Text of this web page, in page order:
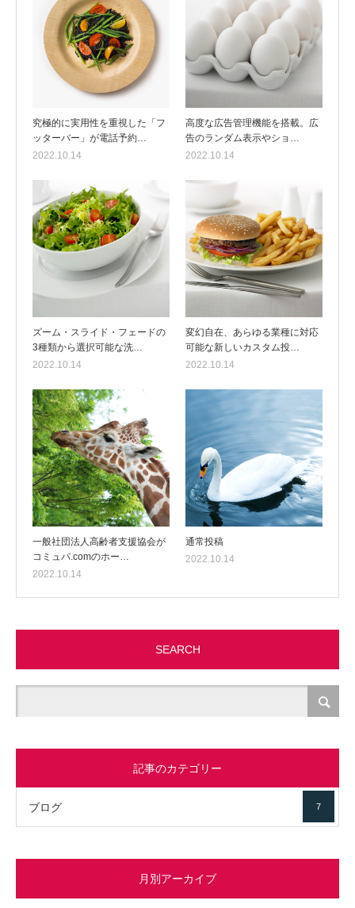
究極的に実用性を重視した「フ
ッターバー」が電話予約…
2022.10.14
高度な広告管理機能を搭載。広
告のランダム表示やショ…
2022.10.14
ズーム・スライド・フェードの
3種類から選択可能な洗…
2022.10.14
変幻自在、あらゆる業種に対応
可能な新しいカスタム投…
2022.10.14
一般社団法人高齢者支援協会が
コミュパ.comのホー…
2022.10.14
通常投稿
2022.10.14
SEARCH
記事のカテゴリー
ブログ 7
月別アーカイブ